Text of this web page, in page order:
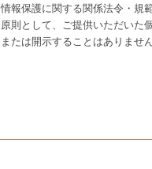
情報保護に関する関係法令・規
原則として、ご提供いただいた
または開示することはありませ